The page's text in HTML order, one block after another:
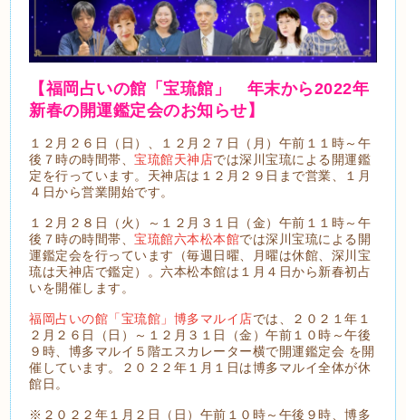
【福岡占いの館「宝琉館」 年末から2022年
新春の開運鑑定会のお知らせ】
１２月２６日（日）、１２月２７日（月）午前１１時～午
後７時の時間帯、宝琉館天神店では深川宝琉による開運鑑
定を行っています。天神店は１２月２９日まで営業、１月
４日から営業開始です。
１２月２８日（火）～１２月３１日（金）午前１１時～午
後７時の時間帯、宝琉館六本松本館では深川宝琉による開
運鑑定会を行っています（毎週日曜、月曜は休館、深川宝
琉は天神店で鑑定）。六本松本館は１月４日から新春初占
いを開催します。
福岡占いの館「宝琉館」博多マルイ店では、２０２１年１
２月２６日（日）～１２月３１日（金）午前１０時～午後
９時、博多マルイ５階エスカレーター横で開運鑑定会 を開
催しています。２０２２年１月１日は博多マルイ全体が休
館日。
※２０２２年１月２日（日）午前１０時～午後９時、博多